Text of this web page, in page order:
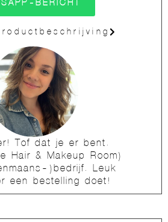
BERICHT
Tof dat je er bent.
Hair & Makeup Room)
)bedrijf. Leuk
een bestelling doet!